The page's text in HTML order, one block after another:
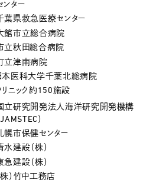
ンター
葉県救急医療センター
館市立総合病院
立秋田総合病院
立津南病院
本医科大学千葉北総病院
リニック約150施設
立研究開発法人海洋研究開発機構
JAMSTEC）
幌市保健センター
水建設（株）
急建設（株）
株）竹中工務店